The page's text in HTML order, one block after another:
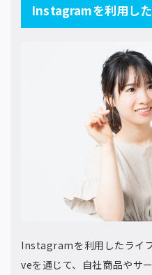
Instagramを利用し
Instagramを利用したライ
veを通じて、自社商品やサ